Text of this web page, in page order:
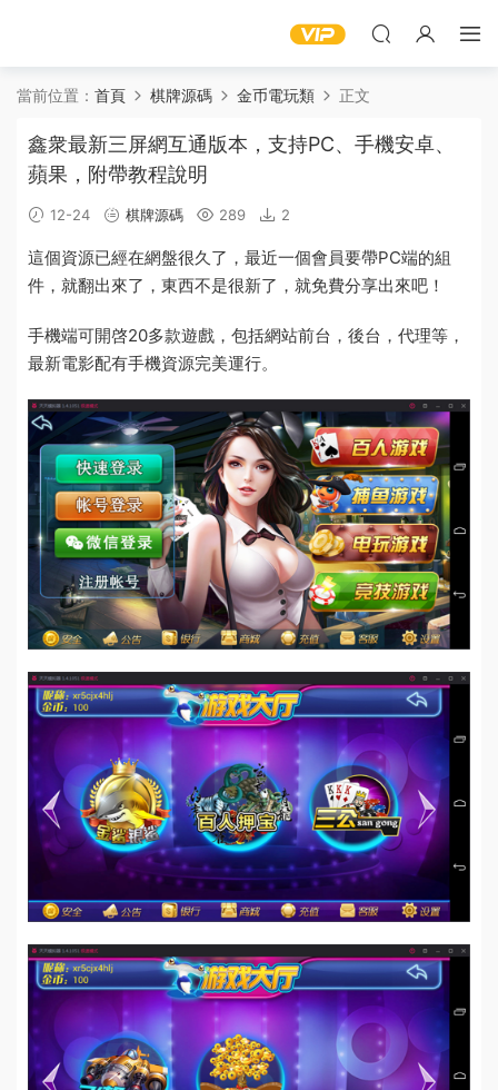
當前位置： 首頁 棋牌源碼 金币電玩類 正文
鑫衆最新三屏網互通版本，支持PC、手機安卓、
蘋果，附帶教程說明
12-24 棋牌源碼 289 2
這個資源已經在網盤很久了，最近一個會員要帶PC端的組
件，就翻出來了，東西不是很新了，就免費分享出來吧！
手機端可開啓20多款遊戲，包括網站前台，後台，代理等，
最新電影配有手機資源完美運行。